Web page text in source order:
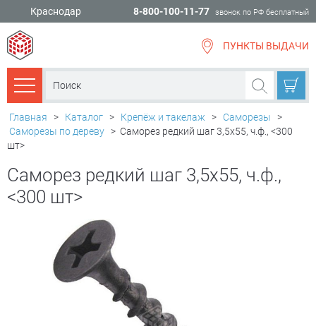
Краснодар 8-800-100-11-77 звонок по РФ бесплатный
ПУНКТЫ ВЫДАЧИ
Каталог товаров
Главная > Каталог > Крепёж и такелаж > Саморезы
>
Саморезы по дереву > Саморез редкий шаг 3,5х55, ч.ф., <300
шт>
Саморез редкий шаг 3,5х55, ч.ф.,
<300 шт>